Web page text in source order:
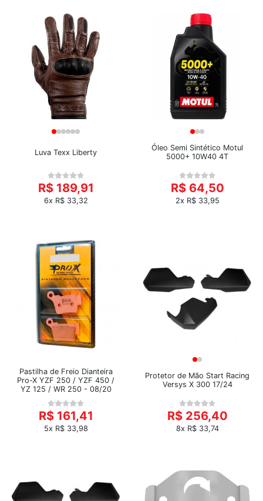
Luva Texx Liberty
R$ 189,91
6x R$ 33,32
Óleo Semi Sintético Motul
5000+ 10W40 4T
R$ 64,50
2x R$ 33,95
Pastilha de Freio Dianteira
Pro-X YZF 250 / YZF 450 /
YZ 125 / WR 250 - 08/20
R$ 161,41
5x R$ 33,98
Protetor de Mão Start Racing
Versys X 300 17/24
R$ 256,40
8x R$ 33,74